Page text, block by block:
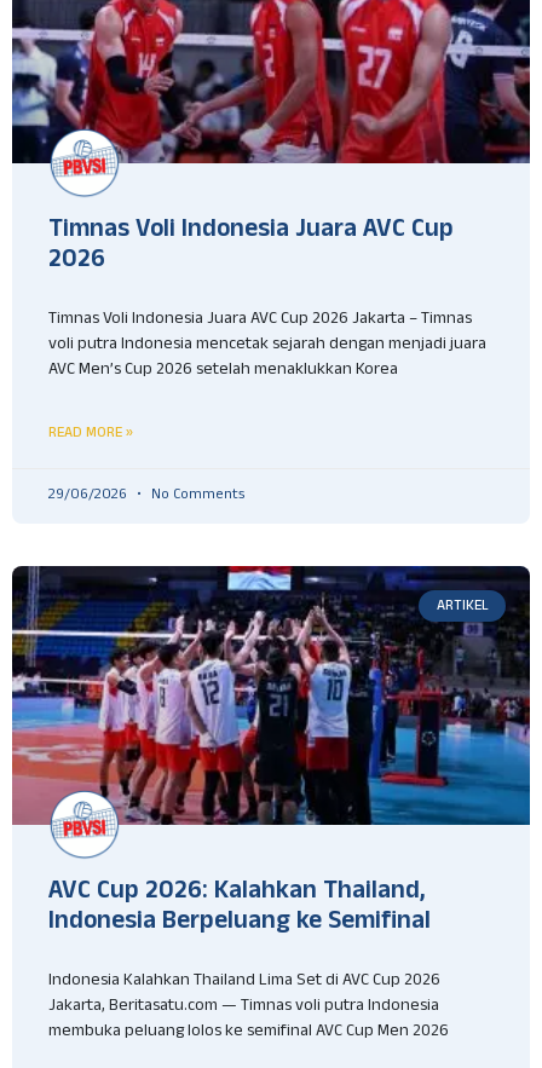
Timnas Voli Indonesia Juara AVC Cup
2026
Timnas Voli Indonesia Juara AVC Cup 2026 Jakarta – Timnas
voli putra Indonesia mencetak sejarah dengan menjadi juara
AVC Men’s Cup 2026 setelah menaklukkan Korea
READ MORE »
29/06/2026 No Comments
ARTIKEL
AVC Cup 2026: Kalahkan Thailand,
Indonesia Berpeluang ke Semifinal
Indonesia Kalahkan Thailand Lima Set di AVC Cup 2026
Jakarta, Beritasatu.com — Timnas voli putra Indonesia
membuka peluang lolos ke semifinal AVC Cup Men 2026